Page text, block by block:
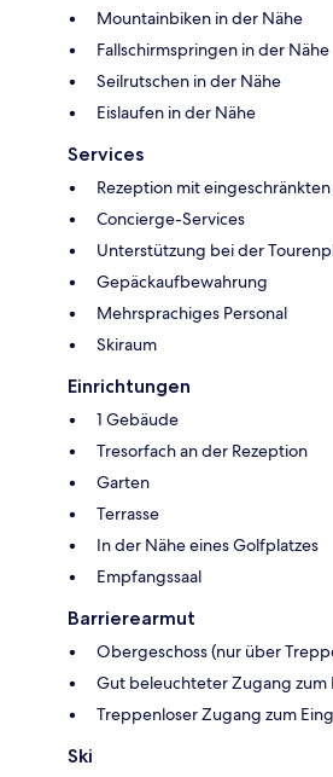
Mountainbiken in der Nähe
Fallschirmspringen in der Nähe
Seilrutschen in der Nähe
Eislaufen in der Nähe
Services
Rezeption mit
Concierge-Services
Unterstützung bei der
Gepäckaufbewahrung
Mehrsprachiges Personal
Skiraum
Einrichtungen
1 Gebäude
Tresorfach an der Rezeption
Garten
Terrasse
In der Nähe eines Golfplatzes
Empfangssaal
Barrierearmut
Obergeschoss (nur über
Gut beleuchteter Zugang zum
Treppenloser Zugang zum
Ski